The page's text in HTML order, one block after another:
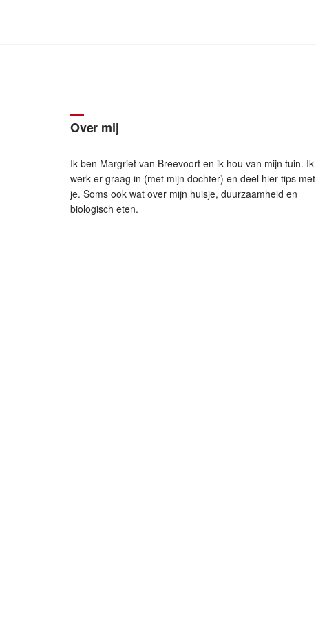
Over mij
Ik ben Margriet van Breevoort en ik hou van mijn tuin. Ik
werk er graag in (met mijn dochter) en deel hier tips met
je. Soms ook wat over mijn huisje, duurzaamheid en
biologisch eten.